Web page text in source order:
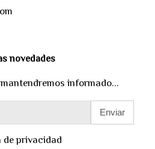
novedades
informado...
Enviar
privacidad